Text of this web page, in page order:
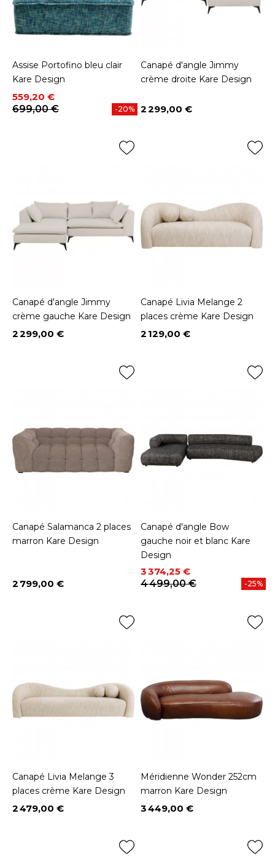
Assise Portofino bleu clair
Kare Design
Prix
559,20 €
Prix de base
699,00 €
-20%
Canapé d'angle Jimmy
crème droite Kare Design
Prix
2 299,00 €
Canapé d'angle Jimmy
crème gauche Kare Design
Prix
2 299,00 €
Canapé Livia Melange 2
places crème Kare Design
Prix
2 129,00 €
Canapé Salamanca 2 places
marron Kare Design
Prix
2 799,00 €
Canapé d'angle Bow
gauche noir et blanc Kare
Design
Prix
3 374,25 €
Prix de base
4 499,00 €
-25%
Canapé Livia Melange 3
places crème Kare Design
Prix
2 479,00 €
Méridienne Wonder 252cm
marron Kare Design
Prix
3 449,00 €